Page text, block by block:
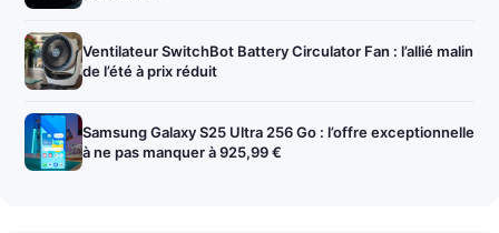
Ventilateur SwitchBot Battery Circulator Fan : l’allié malin
de l’été à prix réduit
Samsung Galaxy S25 Ultra 256 Go : l’offre exceptionnelle
à ne pas manquer à 925,99 €